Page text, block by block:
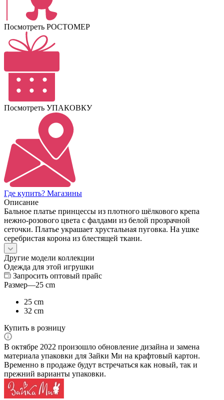
Посмотреть РОСТОМЕР
Посмотреть УПАКОВКУ
Где купить? Магазины
Описание
Бальное платье принцессы из плотного шёлкового крепа
нежно-розового цвета с фалдами из белой прозрачной
сеточки. Платье украшает хрустальная пуговка. На ушке
серебристая корона из блестящей ткани.
Другие модели коллекции
Одежда для этой игрушки
Запросить оптовый прайс
Размер—25 cm
25 cm
32 cm
Купить в розницу
В октябре 2022 произошло обновление дизайна и замена
материала упаковки для Зайки Ми на крафтовый картон.
Временно в продаже будут встречаться как новый, так и
прежний варианты упаковки.